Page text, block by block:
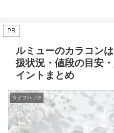
PR
ルミューのカラコン
扱状況・値段の目安
イントまとめ
ライフハック